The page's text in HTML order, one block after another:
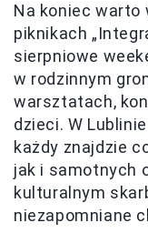
Na koniec warto
piknikach
sierpniowe
w rodzinnym
warsztatach,
dzieci. W
każdy znajdzie
jak i samotnych
kulturalnym
niezapomniane